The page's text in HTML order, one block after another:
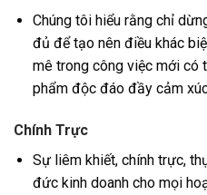
Chúng tôi hiểu rằng chỉ
đủ để tạo nên điều khác
mê trong công việc mới có
phẩm độc đáo đầy cảm
Chính Trực
Sự liêm khiết, chính trực,
đức kinh doanh cho mọi